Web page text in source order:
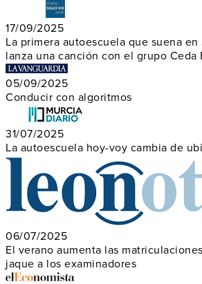
17/09/2025
La primera autoescuela que suena
lanza una canción con el grupo Ceda
05/09/2025
Conducir con algoritmos
31/07/2025
La autoescuela hoy-voy cambia de
06/07/2025
El verano aumenta las
jaque a los examinadores